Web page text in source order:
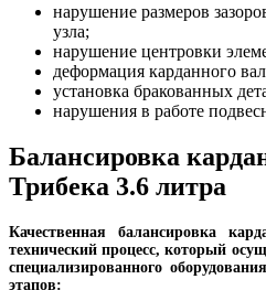
нарушение размеров
узла;
нарушение центровки
деформация карданного
установка бракованных
нарушения в работе
Балансировка
Трибека 3.6 литра
Качественная балансировка
технический процесс, который
специализированного
этапов: